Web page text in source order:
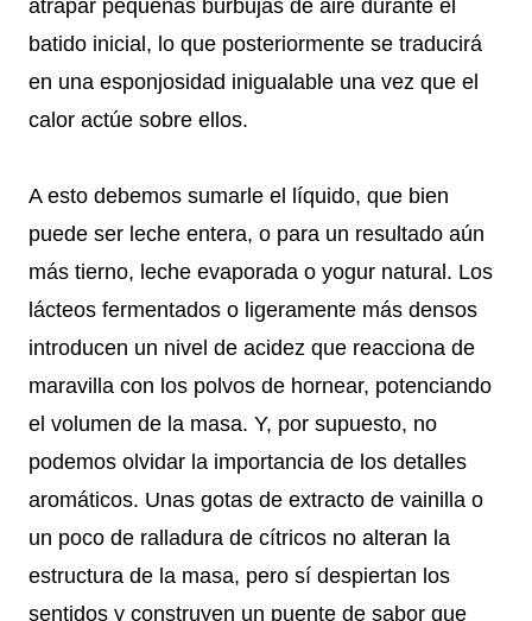
atrapar pequeñas burbujas de aire durante el
batido inicial, lo que posteriormente se traducirá
en una esponjosidad inigualable una vez que el
calor actúe sobre ellos.
A esto debemos sumarle el líquido, que bien
puede ser leche entera, o para un resultado aún
más tierno, leche evaporada o yogur natural. Los
lácteos fermentados o ligeramente más densos
introducen un nivel de acidez que reacciona de
maravilla con los polvos de hornear, potenciando
el volumen de la masa. Y, por supuesto, no
podemos olvidar la importancia de los detalles
aromáticos. Unas gotas de extracto de vainilla o
un poco de ralladura de cítricos no alteran la
estructura de la masa, pero sí despiertan los
sentidos y construyen un puente de sabor que